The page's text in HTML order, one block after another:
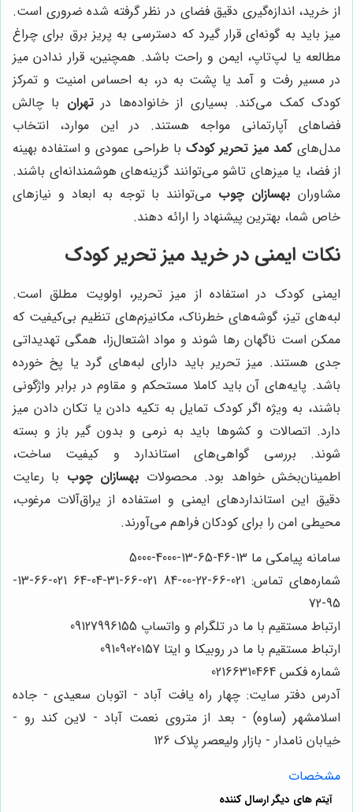
از خرید، اندازه‌گیری دقیق فضای در نظر گرفته شده ضروری است.
میز باید به گونه‌ای قرار گیرد که دسترسی به پریز برق برای چراغ
مطالعه یا لپ‌تاپ، ایمن و راحت باشد. همچنین، قرار ندادن میز
در مسیر رفت و آمد یا پشت به در، به احساس امنیت و تمرکز
کودک کمک می‌کند. بسیاری از خانواده‌ها در تهران با چالش
فضاهای آپارتمانی مواجه هستند. در این موارد، انتخاب
مدل‌های کمد میز تحریر کودک با طراحی عمودی و استفاده بهینه
از فضا، یا میزهای تاشو می‌توانند گزینه‌های هوشمندانه‌ای باشند.
مشاوران بهسازان چوب می‌توانند با توجه به ابعاد و نیازهای
خاص شما، بهترین پیشنهاد را ارائه دهند.
نکات ایمنی در خرید میز تحریر کودک
ایمنی کودک در استفاده از میز تحریر، اولویت مطلق است.
لبه‌های تیز، گوشه‌های خطرناک، مکانیزم‌های تنظیم بی‌کیفیت که
ممکن است ناگهان رها شوند و مواد اشتعال‌زا، همگی تهدیداتی
جدی هستند. میز تحریر باید دارای لبه‌های گرد یا پخ خورده
باشد. پایه‌های آن باید کاملا مستحکم و مقاوم در برابر واژگونی
باشند، به ویژه اگر کودک تمایل به تکیه دادن یا تکان دادن میز
دارد. اتصالات و کشوها باید به نرمی و بدون گیر باز و بسته
شوند. بررسی گواهی‌های استاندارد و کیفیت ساخت،
اطمینان‌بخش خواهد بود. محصولات بهسازان چوب با رعایت
دقیق این استانداردهای ایمنی و استفاده از یراق‌آلات مرغوب،
محیطی امن را برای کودکان فراهم می‌آورند.
سامانه پیامکی ما 13-46-65-13-4000-5000
شماره‌های تماس: 021-66-22-00-84 021-66-31-04-64 021-66-13-
95-72
ارتباط مستقیم با ما در تلگرام و واتساپ 09127996155
ارتباط مستقیم با ما در روبیکا و ایتا 09109020157
شماره فکس 02166310464
آدرس دفتر سایت: چهار راه یافت آباد - اتوبان سعیدی - جاده
اسلامشهر (ساوه) - بعد از متروی نعمت آباد - لاین کند رو -
خیابان نامدار - بازار ولیعصر پلاک 126
مشخصات